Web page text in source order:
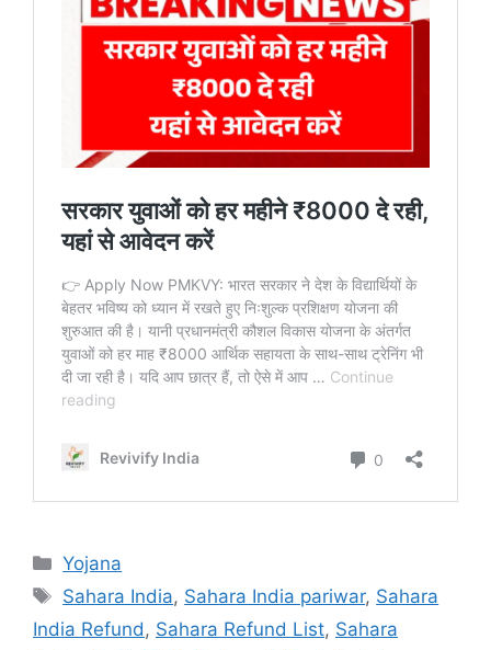
Categories
Yojana
Tags
Sahara India, Sahara India pariwar, Sahara
India Refund, Sahara Refund List, Sahara